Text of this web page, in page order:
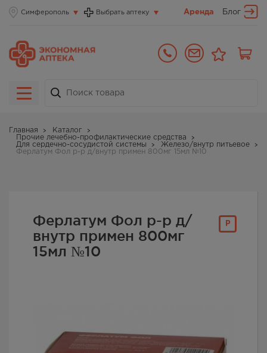
Симферополь Выбрать аптеку Аренда Блог
Главная
Каталог
Прочие лечебно-профилактические средства
Для сердечно-сосудистой системы
Железо/внутр питьевое
Ферлатум Фол р-р д/внутр примен 800мг 15мл №10
Р
Ферлатум Фол р-р д/
внутр примен 800мг
15мл №10